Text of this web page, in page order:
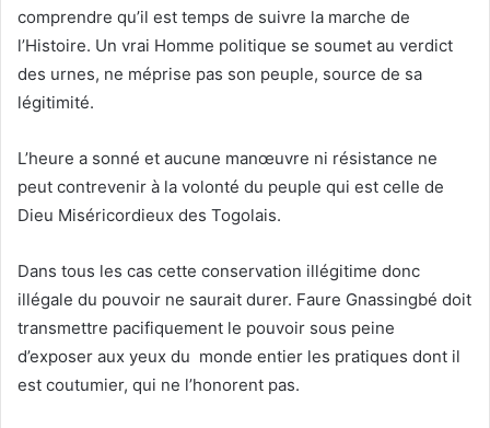
comprendre qu’il est temps de suivre la marche de
l’Histoire. Un vrai Homme politique se soumet au verdict
des urnes, ne méprise pas son peuple, source de sa
légitimité.
L’heure a sonné et aucune manœuvre ni résistance ne
peut contrevenir à la volonté du peuple qui est celle de
Dieu Miséricordieux des Togolais.
Dans tous les cas cette conservation illégitime donc
illégale du pouvoir ne saurait durer. Faure Gnassingbé doit
transmettre pacifiquement le pouvoir sous peine
d’exposer aux yeux du monde entier les pratiques dont il
est coutumier, qui ne l’honorent pas.